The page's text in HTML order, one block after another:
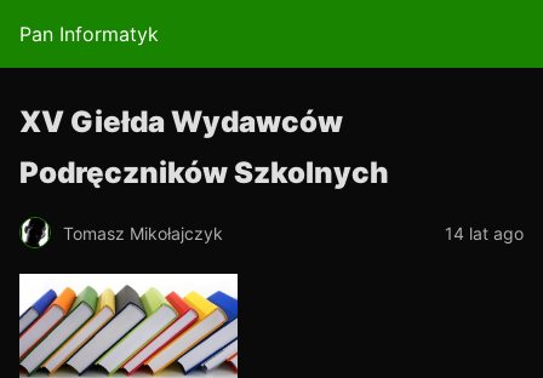
Pan Informatyk
XV Giełda Wydawców
Podręczników Szkolnych
Tomasz Mikołajczyk 14 lat ago